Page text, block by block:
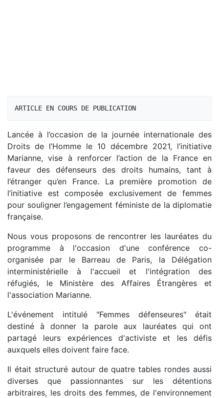
Lancée à l’occasion de la journée internationale des
Droits de l’Homme le 10 décembre 2021, l’initiative
Marianne, vise à renforcer l’action de la France en
faveur des défenseurs des droits humains, tant à
l’étranger qu’en France. La première promotion de
l’initiative est composée exclusivement de femmes
pour souligner l’engagement féministe de la diplomatie
française.
Nous vous proposons de rencontrer les lauréates du
programme à l'occasion d'une conférence co-
organisée par le Barreau de Paris, la Délégation
interministérielle à l'accueil et l'intégration des
réfugiés, le Ministère des Affaires Étrangères et
l'association Marianne.
L'événement intitulé "Femmes défenseures" était
destiné à donner la parole aux lauréates qui ont
partagé leurs expériences d'activiste et les défis
auxquels elles doivent faire face.
Il était structuré autour de quatre tables rondes aussi
diverses que passionnantes sur les détentions
arbitraires, les droits des femmes, de l'environnement